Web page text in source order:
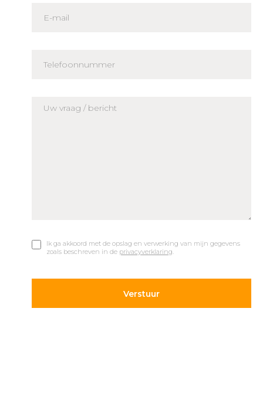
Ik ga akkoord met de opslag en verwerking van mijn gegevens
zoals beschreven in de privacyverklaring.